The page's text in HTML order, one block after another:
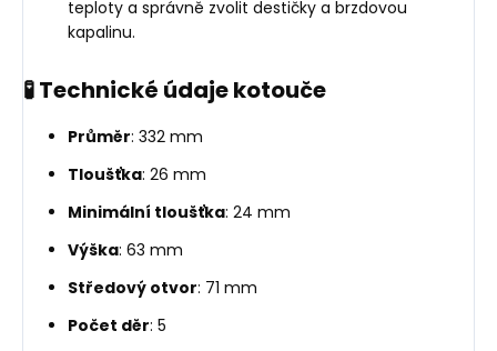
teploty a správně zvolit destičky a brzdovou
kapalinu.
🧪 Technické údaje kotouče
Průměr: 332 mm
Tloušťka: 26 mm
Minimální tloušťka: 24 mm
Výška: 63 mm
Středový otvor: 71 mm
Počet děr: 5